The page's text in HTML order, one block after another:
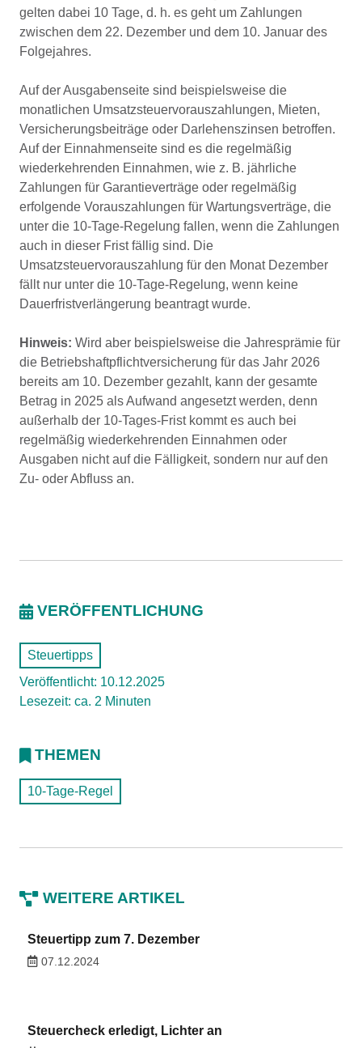
gelten dabei 10 Tage, d. h. es geht um Zahlungen
zwischen dem 22. Dezember und dem 10. Januar des
Folgejahres.
Auf der Ausgabenseite sind beispielsweise die
monatlichen Umsatzsteuervorauszahlungen, Mieten,
Versicherungsbeiträge oder Darlehenszinsen betroffen.
Auf der Einnahmenseite sind es die regelmäßig
wiederkehrenden Einnahmen, wie z. B. jährliche
Zahlungen für Garantieverträge oder regelmäßig
erfolgende Vorauszahlungen für Wartungsverträge, die
unter die 10-Tage-Regelung fallen, wenn die Zahlungen
auch in dieser Frist fällig sind. Die
Umsatzsteuervorauszahlung für den Monat Dezember
fällt nur unter die 10-Tage-Regelung, wenn keine
Dauerfristverlängerung beantragt wurde.
Hinweis: Wird aber beispielsweise die Jahresprämie für
die Betriebshaftpflichtversicherung für das Jahr 2026
bereits am 10. Dezember gezahlt, kann der gesamte
Betrag in 2025 als Aufwand angesetzt werden, denn
außerhalb der 10-Tages-Frist kommt es auch bei
regelmäßig wiederkehrenden Einnahmen oder
Ausgaben nicht auf die Fälligkeit, sondern nur auf den
Zu- oder Abfluss an.
VERÖFFENTLICHUNG
Steuertipps
Veröffentlicht: 10.12.2025
Lesezeit: ca. 2 Minuten
THEMEN
10-Tage-Regel
WEITERE ARTIKEL
Steuertipp zum 7. Dezember
07.12.2024
Steuercheck erledigt, Lichter an